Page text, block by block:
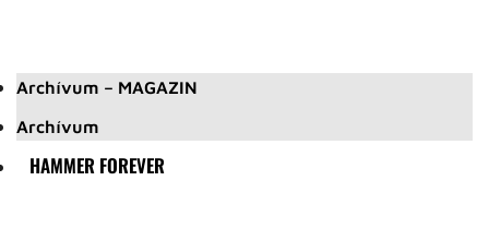
Archívum – MAGAZIN
Archívum
HAMMER FOREVER